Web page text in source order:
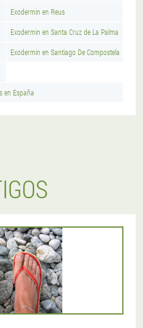
Exodermin en Reus
Exodermin en Santa Cruz de La Palma
Exodermin en Santiago De Compostela
en España